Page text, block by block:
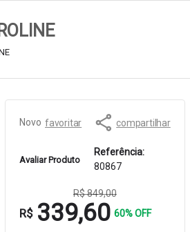
Novo favoritar compartilhar
Avaliar Produto
Referência:
80867
R$ 849,00
R$ 339,60 60% OFF